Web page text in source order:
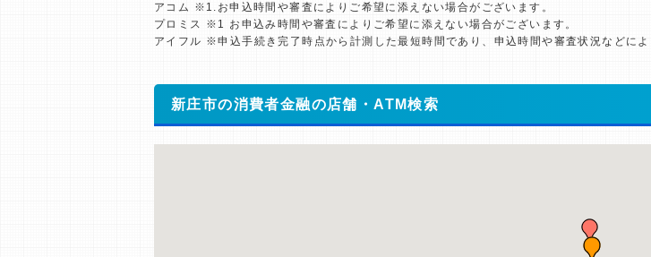
アコム ※1.お申込時間や審査によりご希望に添えない場合がございます。
プロミス ※1 お申込み時間や審査によりご希望に添えない場合がございます。
アイフル ※申込手続き完了時点から計測した最短時間であり、申込時間や審査状況などによ
新庄市の消費者金融の店舗・ATM検索